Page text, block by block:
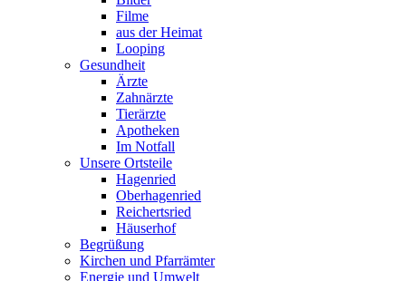
Filme
aus der Heimat
Looping
Gesundheit
Ärzte
Zahnärzte
Tierärzte
Apotheken
Im Notfall
Unsere Ortsteile
Hagenried
Oberhagenried
Reichertsried
Häuserhof
Begrüßung
Kirchen und Pfarrämter
Energie und Umwelt